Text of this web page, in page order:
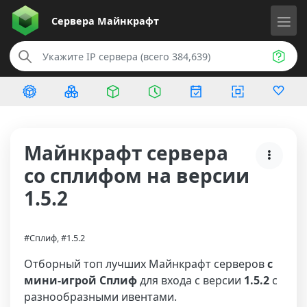
Сервера Майнкрафт
Майнкрафт сервера
со сплифом на версии
1.5.2
#Сплиф, #1.5.2
Отборный топ лучших Майнкрафт серверовс
мини-игрой Сплифдля входа с версии 1.5.2 с
разнообразными ивентами.